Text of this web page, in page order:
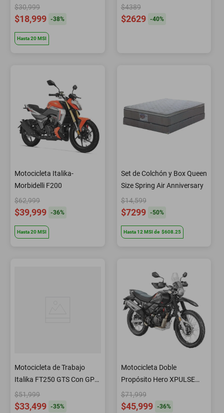
$30,999
$18,999 -38%
Hasta20MSI
$4389
$2629 -40%
Motocicleta Italika-
Morbidelli F200
$62,999
$39,999 -36%
Hasta20 MSI
Set de Colchón y Box Queen
Size Spring Air Anniversary
$14,599
$7299 -50%
Hasta12MSI de $608.25
Motocicleta de Trabajo
Italika FT250 GTS Con GPS
Azul con Negro
$51,999
$33,499 -35%
Motocicleta Doble
Propósito Hero XPULSE
200 4V Negra
$71,999
$45,999 -36%